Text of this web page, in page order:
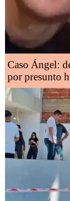
Caso Ángel:
por presunto